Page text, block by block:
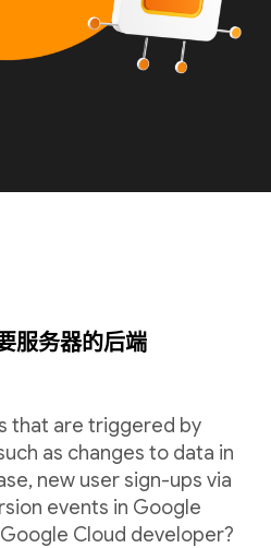
服务器的后端
that are triggered by
as changes to data in
new user sign-ups via
events in Google
Cloud developer?